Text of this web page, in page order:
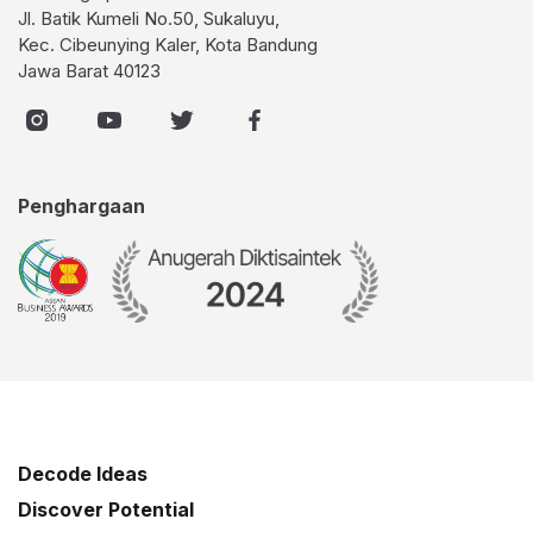
Jl. Batik Kumeli No.50, Sukaluyu,
Kec. Cibeunying Kaler, Kota Bandung
Jawa Barat 40123
Penghargaan
Decode Ideas
Discover Potential